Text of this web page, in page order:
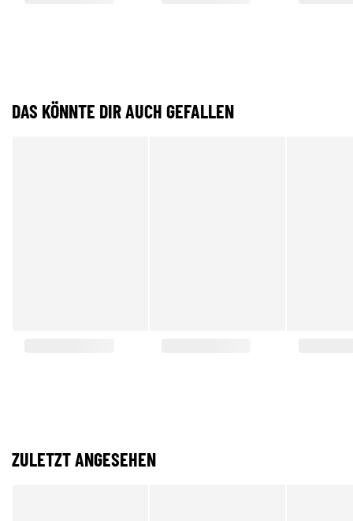
DAS KÖNNTE DIR AUCH GEFALLEN
ZULETZT ANGESEHEN